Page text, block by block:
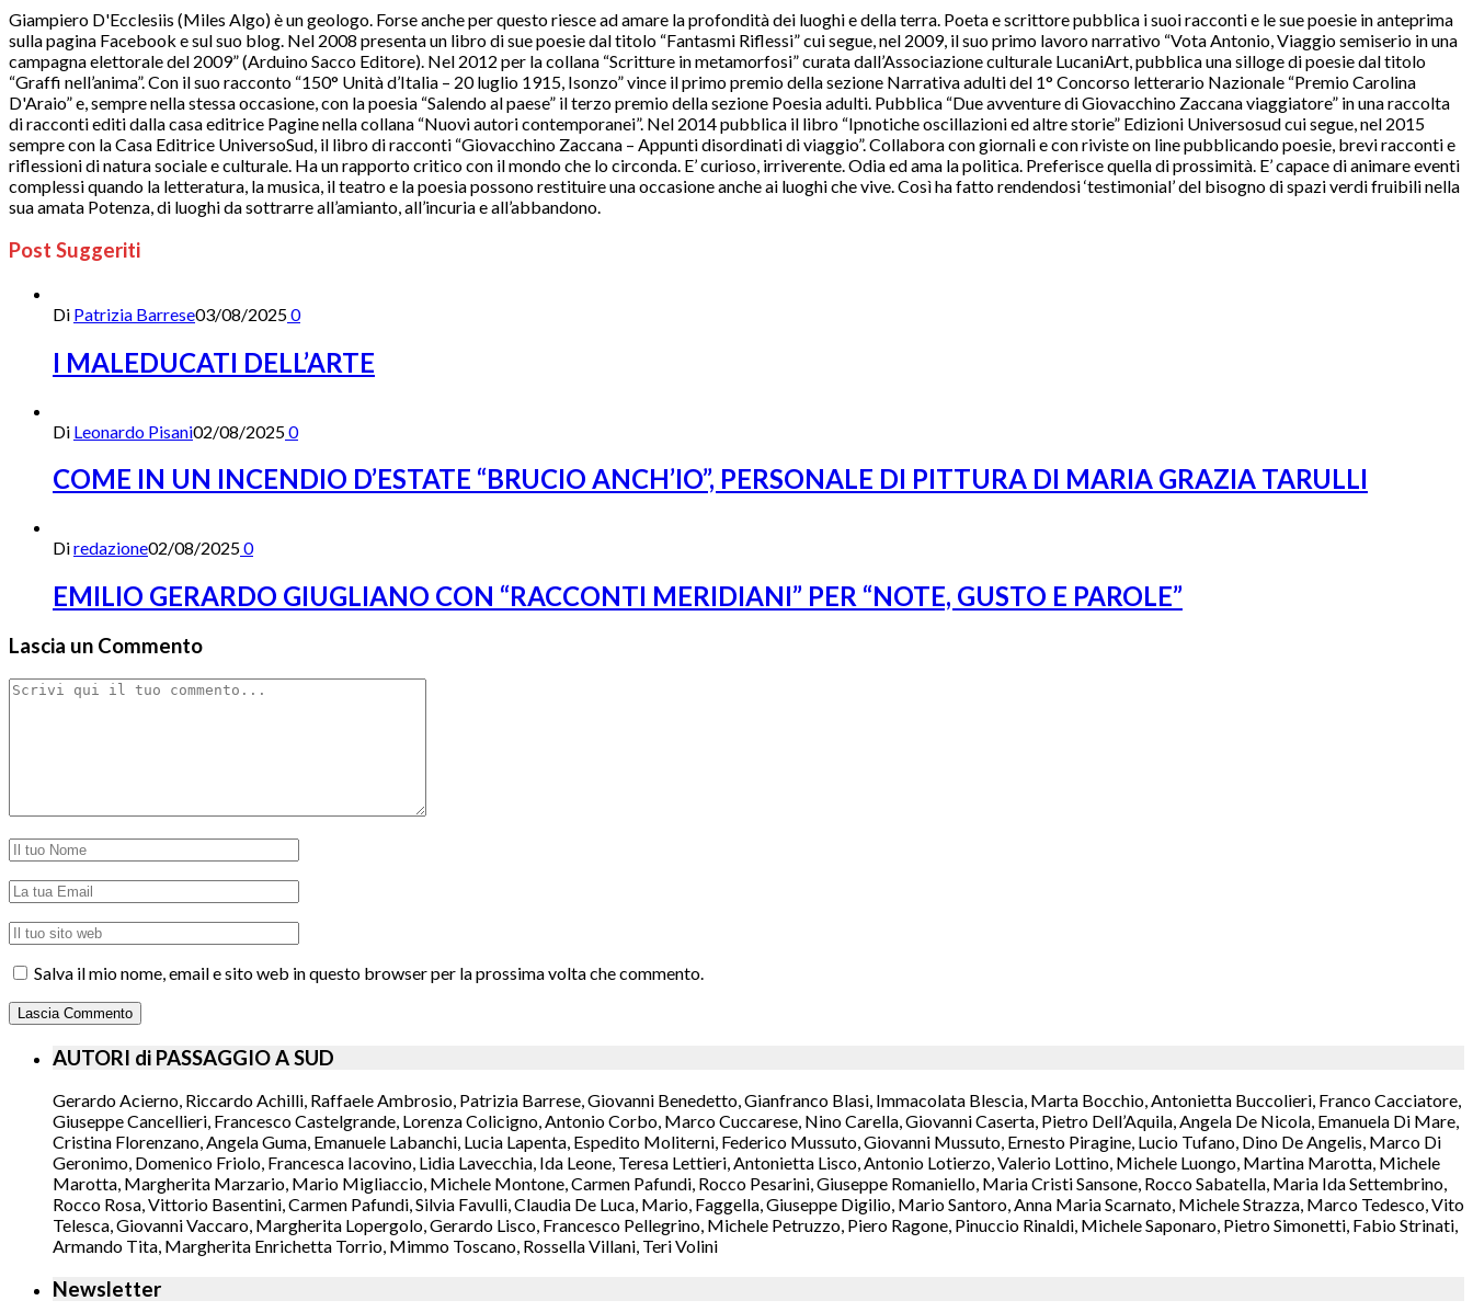
Giampiero D'Ecclesiis (Miles Algo) è un geologo. Forse anche per questo riesce ad amare la profondità dei luoghi e della terra. Poeta e scrittore pubblica i suoi racconti e le sue poesie in anteprima
sulla pagina Facebook e sul suo blog. Nel 2008 presenta un libro di sue poesie dal titolo “Fantasmi Riflessi” cui segue, nel 2009, il suo primo lavoro narrativo “Vota Antonio, Viaggio semiserio in una
campagna elettorale del 2009” (Arduino Sacco Editore). Nel 2012 per la collana “Scritture in metamorfosi” curata dall’Associazione culturale LucaniArt, pubblica una silloge di poesie dal titolo
“Graffi nell’anima”. Con il suo racconto “150° Unità d’Italia – 20 luglio 1915, Isonzo” vince il primo premio della sezione Narrativa adulti del 1° Concorso letterario Nazionale “Premio Carolina
D'Araio” e, sempre nella stessa occasione, con la poesia “Salendo al paese” il terzo premio della sezione Poesia adulti. Pubblica “Due avventure di Giovacchino Zaccana viaggiatore” in una raccolta
di racconti editi dalla casa editrice Pagine nella collana “Nuovi autori contemporanei”. Nel 2014 pubblica il libro “Ipnotiche oscillazioni ed altre storie” Edizioni Universosud cui segue, nel 2015
sempre con la Casa Editrice UniversoSud, il libro di racconti “Giovacchino Zaccana – Appunti disordinati di viaggio”. Collabora con giornali e con riviste on line pubblicando poesie, brevi racconti e
riflessioni di natura sociale e culturale. Ha un rapporto critico con il mondo che lo circonda. E’ curioso, irriverente. Odia ed ama la politica. Preferisce quella di prossimità. E’ capace di animare eventi
complessi quando la letteratura, la musica, il teatro e la poesia possono restituire una occasione anche ai luoghi che vive. Così ha fatto rendendosi ‘testimonial’ del bisogno di spazi verdi fruibili nella
sua amata Potenza, di luoghi da sottrarre all’amianto, all’incuria e all’abbandono.
Post Suggeriti
Di Patrizia Barrese03/08/20250
I MALEDUCATI DELL’ARTE
Di Leonardo Pisani02/08/20250
COME IN UN INCENDIO D’ESTATE “BRUCIO ANCH’IO”, PERSONALE DI PITTURA DI MARIA GRAZIA TARULLI
Diredazione02/08/20250
EMILIO GERARDO GIUGLIANO CON “RACCONTI MERIDIANI” PER “NOTE, GUSTO E PAROLE”
Lascia un Commento
Salva il mio nome, email e sito web in questo browser per la prossima volta che commento.
AUTORI di PASSAGGIO A SUD
Gerardo Acierno, Riccardo Achilli, Raffaele Ambrosio, Patrizia Barrese, Giovanni Benedetto, Gianfranco Blasi, Immacolata Blescia, Marta Bocchio, Antonietta Buccolieri, Franco Cacciatore,
Giuseppe Cancellieri, Francesco Castelgrande, Lorenza Colicigno, Antonio Corbo, Marco Cuccarese, Nino Carella, Giovanni Caserta, Pietro Dell’Aquila, Angela De Nicola, Emanuela Di Mare,
Cristina Florenzano, Angela Guma, Emanuele Labanchi, Lucia Lapenta, Espedito Moliterni, Federico Mussuto, Giovanni Mussuto, Ernesto Piragine, Lucio Tufano, Dino De Angelis, Marco Di
Geronimo, Domenico Friolo, Francesca Iacovino, Lidia Lavecchia, Ida Leone, Teresa Lettieri, Antonietta Lisco, Antonio Lotierzo, Valerio Lottino, Michele Luongo, Martina Marotta, Michele
Marotta, Margherita Marzario, Mario Migliaccio, Michele Montone, Carmen Pafundi, Rocco Pesarini, Giuseppe Romaniello, Maria Cristi Sansone, Rocco Sabatella, Maria Ida Settembrino,
Rocco Rosa, Vittorio Basentini, Carmen Pafundi, Silvia Favulli, Claudia De Luca, Mario, Faggella, Giuseppe Digilio, Mario Santoro, Anna Maria Scarnato, Michele Strazza, Marco Tedesco, Vito
Telesca, Giovanni Vaccaro, Margherita Lopergolo, Gerardo Lisco, Francesco Pellegrino, Michele Petruzzo, Piero Ragone, Pinuccio Rinaldi, Michele Saponaro, Pietro Simonetti, Fabio Strinati,
Armando Tita, Margherita Enrichetta Torrio, Mimmo Toscano, Rossella Villani, Teri Volini
Newsletter